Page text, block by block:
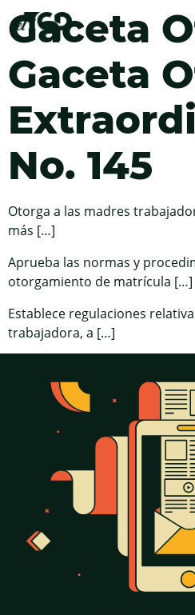
Gaceta
Gaceta
No. 145
Otorga a las madres
más […]
Aprueba las normas y
otorgamiento de matrícula […]
Establece regulaciones
trabajadora, a […]